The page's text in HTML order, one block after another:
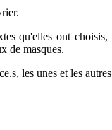
qu'elles ont
de masques.
les unes et les